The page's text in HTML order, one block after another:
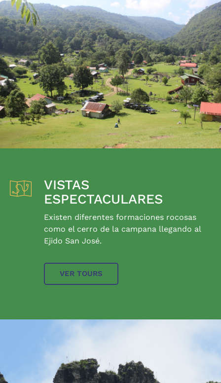
VISTAS
ESPECTACULARES
Existen diferentes formaciones rocosas
como el cerro de la campana llegando al
Ejido San José.
VER TOURS